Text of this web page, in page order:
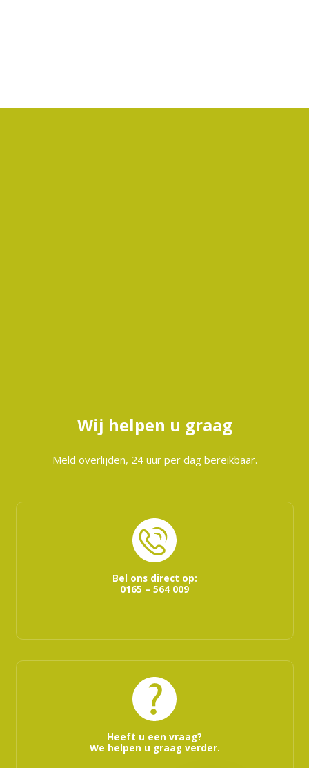
Wij helpen u graag
Meld overlijden, 24 uur per dag bereikbaar.
Bel ons direct op:
0165 – 564 009
Heeft u een vraag?
We helpen u graag verder.